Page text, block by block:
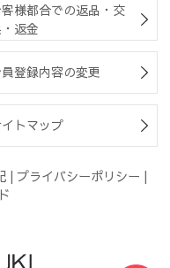
客様都合での返品・交
返金
登録内容の変更
トマップ
| プライバシーポリシー |